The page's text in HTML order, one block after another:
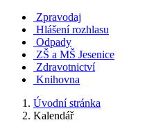
Zpravodaj
Hlášení rozhlasu
Odpady
ZŠ a MŠ Jesenice
Zdravotnictví
Knihovna
Úvodní stránka
Kalendář